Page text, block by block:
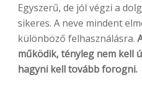
Egyszerű, de jól végzi a
sikeres. A neve mindent
különböző felhasználásra.
működik, tényleg nem kell
hagyni kell tovább forogni.